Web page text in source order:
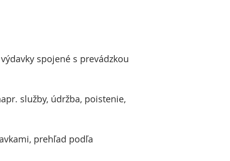
spojené s prevádzkou
služby, údržba, poistenie,
prehľad podľa